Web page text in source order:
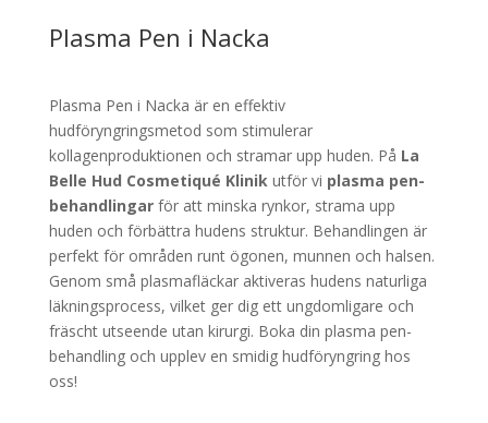
Plasma Pen i Nacka
Plasma Pen i Nacka är en effektiv
hudföryngringsmetod som stimulerar
kollagenproduktionen och stramar upp huden. På La
Belle Hud Cosmetiqué Klinikutför vi plasma pen-
behandlingarför att minska rynkor, strama upp
huden och förbättra hudens struktur. Behandlingen är
perfekt för områden runt ögonen, munnen och halsen.
Genom små plasmafläckar aktiveras hudens naturliga
läkningsprocess, vilket ger dig ett ungdomligare och
fräscht utseende utan kirurgi. Boka din plasma pen-
behandling och upplev en smidig hudföryngring hos
oss!